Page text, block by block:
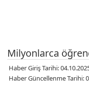
Milyonlarca
Haber Giriş Tarihi:
Haber Güncellenme Tarihi: